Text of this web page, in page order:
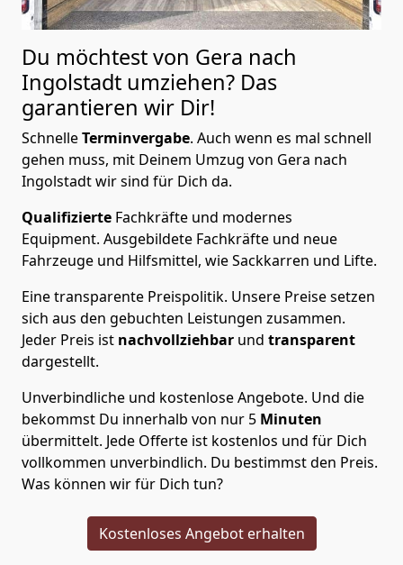
Du möchtest von Gera nach
Ingolstadt umziehen? Das
garantieren wir Dir!
SchnelleTerminvergabe. Auch wenn es mal schnell
gehen muss, mit Deinem Umzug von Gera nach
Ingolstadt wir sind für Dich da.
Qualifizierte Fachkräfte und modernes
Equipment. Ausgebildete Fachkräfte und neue
Fahrzeuge und Hilfsmittel, wie Sackkarren und Lifte.
Eine transparente Preispolitik. Unsere Preise setzen
sich aus den gebuchten Leistungen zusammen.
Jeder Preis ist nachvollziehbar und transparent
dargestellt.
Unverbindliche und kostenlose Angebote. Und die
bekommst Du innerhalb von nur 5 Minuten
übermittelt. Jede Offerte ist kostenlos und für Dich
vollkommen unverbindlich. Du bestimmst den Preis.
Was können wir für Dich tun?
Kostenloses Angebot erhalten